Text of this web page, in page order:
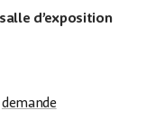
d’exposition
demande